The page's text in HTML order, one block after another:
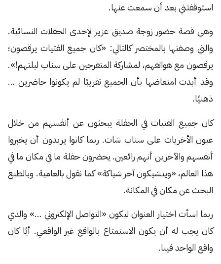
استوقفتني بعد أن سمعت عنها.
وهي قصة حضور زوجة صديق عزيز لإحدى الحفلات النسائية.
والتي وصفتها بالمختصر كالتالي: «كان جميع الفتيات يرقصون؛
يرقصون مع هواتفهم، لمشاركة المتفرجين على سناب ليلتهم!».
وقد أبدت امتعاضها بأن الجميع تقريبًا لم يكونوا حاضرين …
ذهنيًا.
كان جميع الفتيات في الحفلة يبحثون عن أنفسهم من خلال
عيون الأخريات على سناب شات. ربما كانوا يريدون أن يخبروا
أنفسهم والآخرين أنهم رائعين. يحضرون حفلة ما في مكان ما في
هذا العالم، «ويتشيكون آخر شياكة» كما نقول بالعامية. وبالطبع
البحث عن مكان في المكانة.
ربما اسأت اختيار العنوان ليكون «التواصل الإلكتروني …» والذي
كان يجب له أن يكون الاستمتاع بالواقع غير الواقعي. أيًا كان
واقع الواحد فينا.